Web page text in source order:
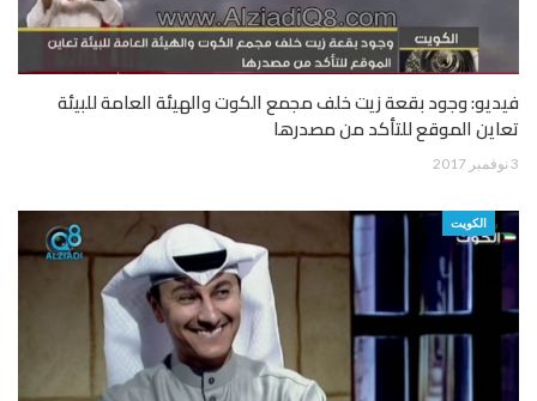
فيديو: وجود بقعة زيت خلف مجمع الكوت والهيئة العامة للبيئة
تعاين الموقع للتأكد من مصدرها
3 نوفمبر 2017
الكويت